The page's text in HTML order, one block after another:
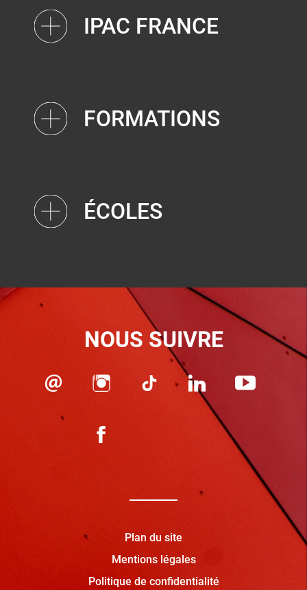
IPAC FRANCE
FORMATIONS
ÉCOLES
NOUS SUIVRE
Plan du site
Mentions légales
Politique de confidentialité